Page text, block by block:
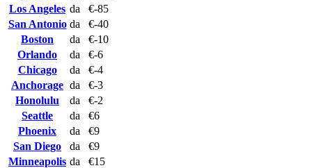
Los Angeles da
€-85
San Antonio da
€-40
Boston
da
€-10
Orlando
da
€-6
Chicago
da
€-4
Anchorage da
€-3
Honolulu
da
€-2
Seattle
da
€6
Phoenix
da
€9
San Diego
da
€9
Minneapolis da
€15